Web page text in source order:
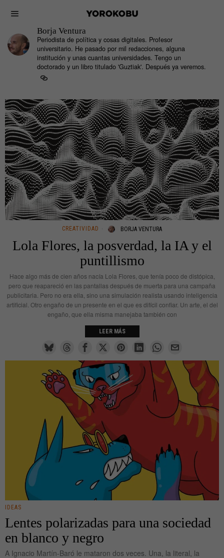
Borja Ventura
Periodista de política y cosas digitales. Profesor
universitario. He pasado por mil redacciones, alguna
institución y unas cuantas universidades. Tengo un
doctorado y un libro titulado 'Guztiak'. Después ya veremos.
CREATIVIDAD BORJA VENTURA
Lola Flores, la posverdad, la IA y el
puntillismo
Hace algo más de cien años nacía Lola Flores, que tenía poco de distópica,
pero que reapareció en las pantallas después de muerta para una campaña
publicitaria. Pero no era ella, sino una simulación realista usando inteligencia
artificial. Otro engaño de un presente en el que es difícil confiar. Un arte, el del
engaño, que ella misma manejaba también con
LEER MÁS
IDEAS
Lentes polarizadas para una sociedad
en blanco y negro
A Ignacio Martín-Baró le mataron dos veces. Una, la literal, la